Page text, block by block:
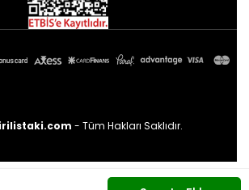
- Tüm Hakları Saklıdır.